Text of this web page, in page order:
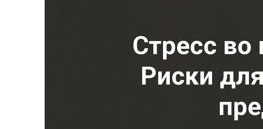
Стресс
Риски